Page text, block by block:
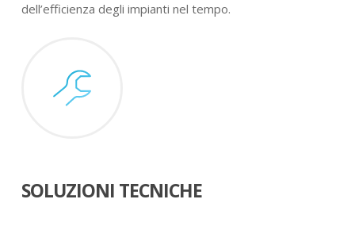
dell’efficienza degli impianti nel tempo.
SOLUZIONI TECNICHE